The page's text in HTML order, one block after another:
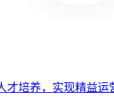
才培养，实现精益运